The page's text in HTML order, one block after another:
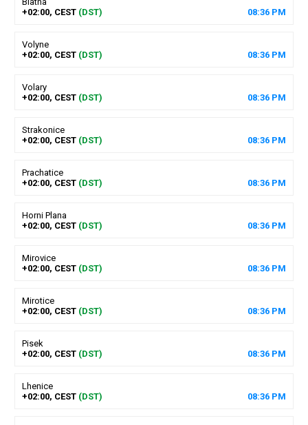
+02:00, CEST (DST) 08:36 PM
Volyne
+02:00, CEST (DST) 08:36 PM
Volary
+02:00, CEST (DST) 08:36 PM
Strakonice
+02:00, CEST (DST) 08:36 PM
Prachatice
+02:00, CEST (DST) 08:36 PM
Horni Plana
+02:00, CEST (DST) 08:36 PM
Mirovice
+02:00, CEST (DST) 08:36 PM
Mirotice
+02:00, CEST (DST) 08:36 PM
Pisek
+02:00, CEST (DST) 08:36 PM
Lhenice
+02:00, CEST (DST) 08:36 PM